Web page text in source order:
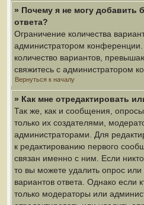
» Почему я не могу добавить
ответа?
Ограничение количества
администратором
количество вариантов,
свяжитесь с администратором
Вернуться к началу
» Как мне отредактировать
Так же, как и сообщения, опросы
только их создателями,
администраторами. Для
к редактированию первого
связан именно с ним. Если
то вы можете удалить опрос
вариантов ответа. Однако если
только модераторы или